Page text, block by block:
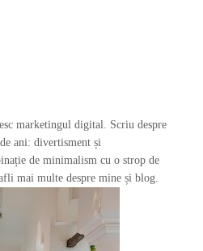
marketingul digital. Scriu despre
ani: divertisment și
de minimalism cu o strop de
mai multe despre mine și blog.